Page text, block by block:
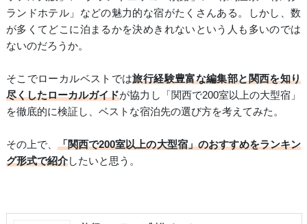
ランドホテル」などの魅力的な宿がたくさんある。しかし、数
が多くてどこに泊まるかを決めきれないという人も多いのでは
ないのだろうか。
そこでローカルベストでは旅行経験豊富な編集部と関西を知り
尽くしたローカルガイドが協力し「関西で200室以上の大型宿」
を徹底的に検証し、ベストな宿泊先の選び方を考えてみた。
その上で、「関西で200室以上の大型宿」のおすすめをランキン
グ形式で紹介したいと思う。